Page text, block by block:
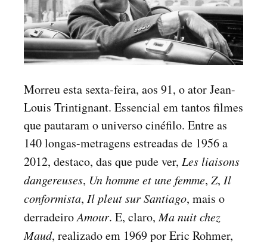
Morreu esta sexta-feira, aos 91, o ator Jean-
Louis Trintignant. Essencial em tantos filmes
que pautaram o universo cinéfilo. Entre as
140 longas-metragens estreadas de 1956 a
2012, destaco, das que pude ver, Les liaisons
dangereuses, Un homme et une femme, Z, Il
conformista, Il pleut sur Santiago, mais o
derradeiroAmour. E, claro,Ma nuit chez
Maud, realizado em 1969 por Eric Rohmer,